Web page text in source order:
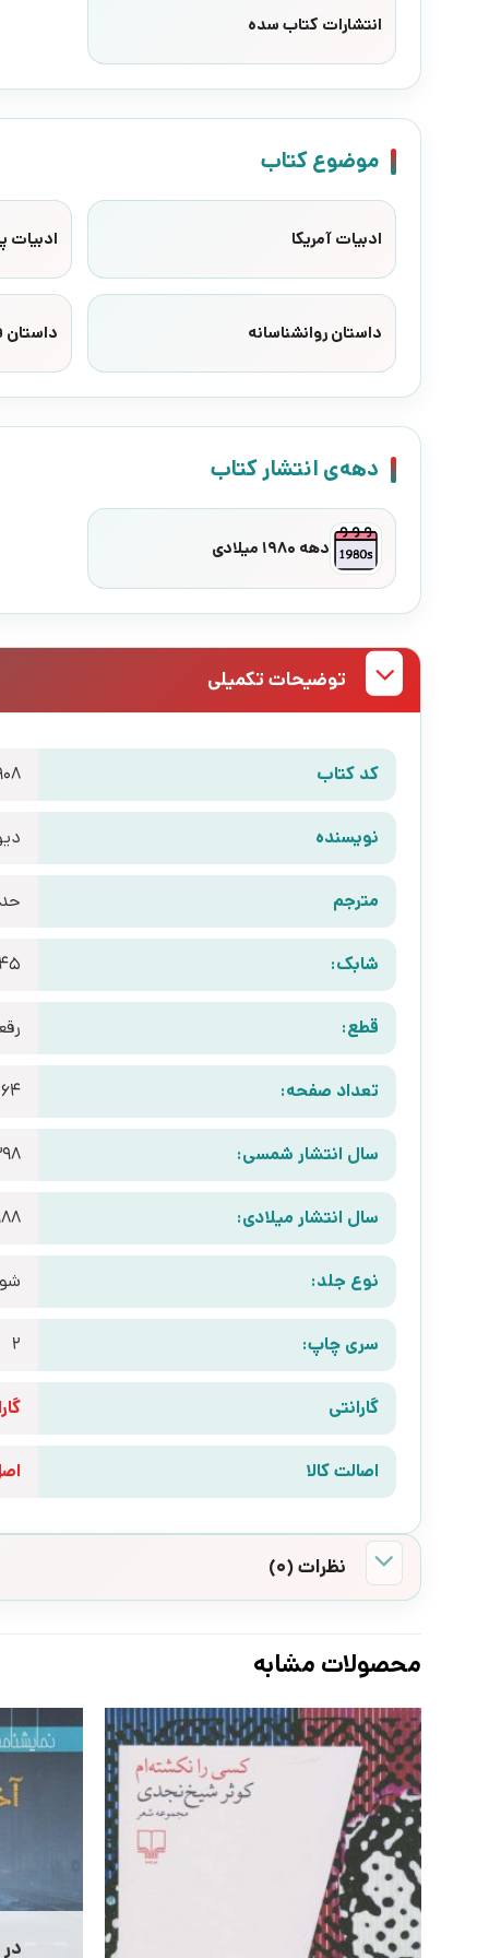
انتشارات کتاب سده
موضوع کتاب
ادبیات آمریکا
داستان روانشناسانه داستان
دهه‌ی انتشار کتاب
دهه 1980 میلادی
توضیحات تکمیلی
کد کتاب
نویسنده
مترجم
شابک:
قطع:
تعداد صفحه:
سال انتشار شمسی:
سال انتشار میلادی:
نوع جلد:
سری چاپ: 2
گارانتی گارانتی 10
اصالت کالا
نظرات (0)
محصولات مشابه